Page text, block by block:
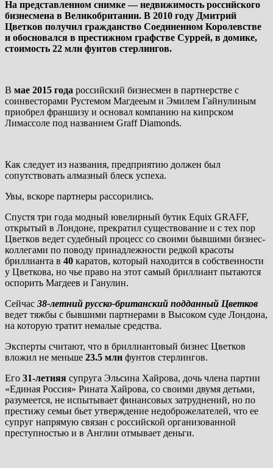
На представленном снимке — недвижимость российского
бизнесмена в Великобритании. В 2010 году Дмитрий
Цветков получил гражданство Соединенном Королевстве
и обосновался в престижном графстве Суррей, в домике,
стоимость 22 млн фунтов стерлингов.
В мае 2015 года российский бизнесмен в партнерстве с
соинвесторами Рустемом Магдееым и Эмилем Гайнулиным
приобрел франшизу и основал компанию на кипрском
Лимассоле под названием Graff Diamonds.
Как следует из названия, предприятию должен был
сопутствовать алмазный блеск успеха.
Увы, вскоре партнеры рассорились.
Спустя три года модный ювелирный бутик Equix GRAFF,
открытый в Лондоне, прекратил существование и с тех пор
Цветков ведет судебный процесс со своими бывшими бизнес-
коллегами по поводу принадлежности редкой красоты
бриллианта в 40 каратов, который находится в собственности
у Цветкова, но чье право на этот самый бриллиант пытаются
оспорить Магдеев и Ганулин.
Сейчас 38-летний русско-британский подданный Цветков
ведет тяжбы с бывшими партнерами в Высоком суде Лондона,
на которую тратит немалые средства.
Эксперты считают, что в бриллиантовый бизнес Цветков
вложил не меньше 23.5 млн фунтов стерлингов.
Его 31-летняя супруга Эльсина Хайрова, дочь члена партии
«Единая Россия» Рината Хайрова, со своими двумя детьми,
разумеется, не испытывает финансовых затруднений, но по
престижу семьи бьет утверждение недоброжелателей, что ее
супруг напрямую связан с российской организованной
преступностью и в Англии отмывает деньги.